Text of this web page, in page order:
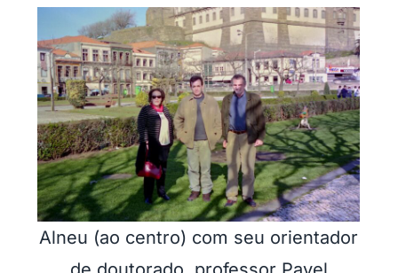
Alneu (ao centro) com seu orientador